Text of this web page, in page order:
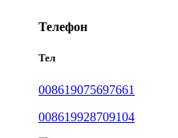
Телефон
Тел
008619075697661
008619928709104